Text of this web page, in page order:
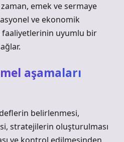
emek ve sermaye
ve ekonomik
faaliyetlerinin uyumlu bir
aşamaları
belirlenmesi,
stratejilerin oluşturulması